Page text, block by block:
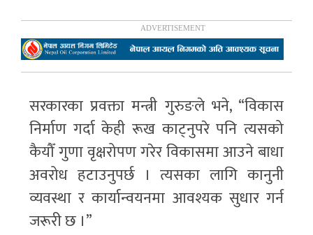
सरकारका प्रवक्ता मन्त्री गुरुङले भने, “विकास
निर्माण गर्दा केही रूख काट्नुपरे पनि त्यसको
कैयौँ गुणा वृक्षरोपण गरेर विकासमा आउने बाधा
अवरोध हटाउनुपर्छ । त्यसका लागि कानुनी
व्यवस्था र कार्यान्वयनमा आवश्यक सुधार गर्न
जरूरी छ ।”